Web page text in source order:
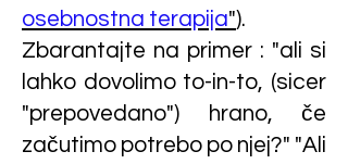
osebnostna terapija").
Zbarantajte na primer : "ali si
lahko dovolimo to-in-to, (sicer
"prepovedano") hrano, če
začutimo potrebo po njej?" "Ali